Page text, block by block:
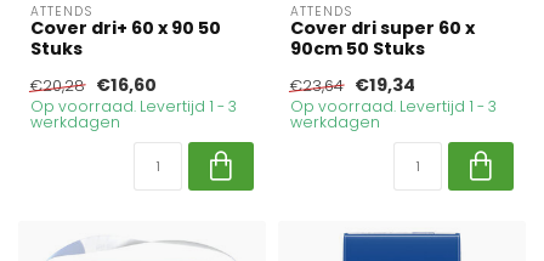
ATTENDS
Cover dri+ 60 x 90 50
Stuks
€20,28 €16,60
Op voorraad. Levertijd 1 - 3
werkdagen
ATTENDS
Cover dri super 60 x
90cm 50 Stuks
€23,64 €19,34
Op voorraad. Levertijd 1 - 3
werkdagen